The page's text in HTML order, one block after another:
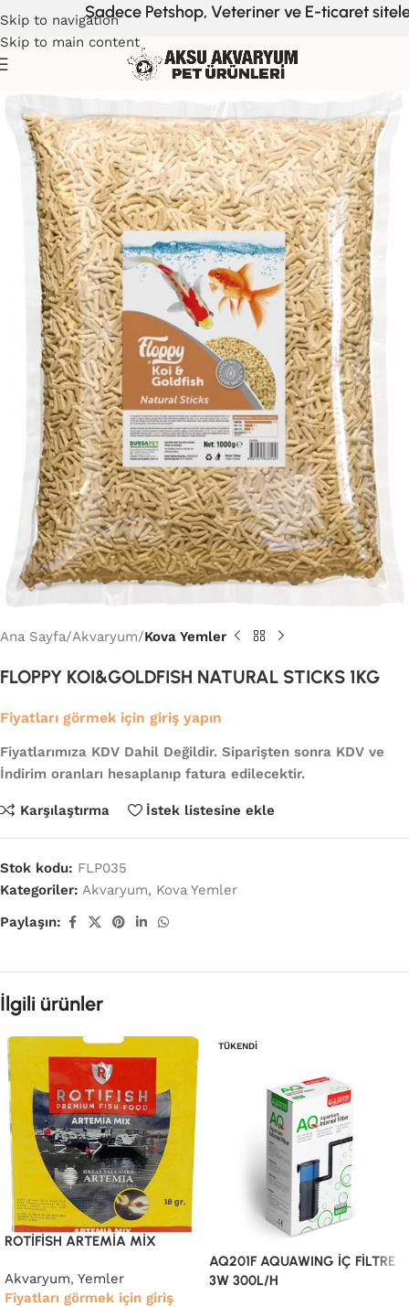
Skip to navigation
Skip to main content
Sadece Petshop, Veteriner ve E-ticaret
Ana Sayfa Akvaryum Kova Yemler
FLOPPY KOI&GOLDFISH NATURAL STICKS 1KG
Fiyatları görmek için giriş yapın
Fiyatlarımıza KDV Dahil Değildir. Siparişten sonra KDV ve
İndirim oranları hesaplanıp fatura edilecektir.
Karşılaştırma İstek listesine ekle
Stok kodu: FLP035
Kategoriler: Akvaryum, Kova Yemler
Paylaşın:
İlgili ürünler
ROTİFİSH ARTEMİA MİX
Akvaryum, Yemler
Fiyatları görmek için giriş
TÜKENDI
AQ201F AQUAWING İÇ FİLTRE
3W 300L/H